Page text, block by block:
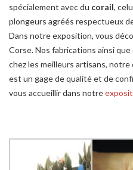
spécialement avec du corail,
plongeurs agréés respectueux
Dans notre exposition, vous
Corse. Nos fabrications ainsi que
chez les meilleurs artisans,
est un gage de qualité et de
vous accueillir dans notre